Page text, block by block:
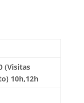
(Visitas
10h,12h